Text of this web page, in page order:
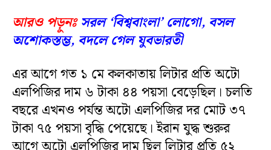
আরও পড়ুনঃ সরল ‘বিশ্ববাংলা’ লোগো, বসল
অশোকস্তম্ভ, বদলে গেল যুবভারতী
এর আগে গত ১ মে কলকাতায় লিটার প্রতি অটো
এলপিজির দাম ৬ টাকা ৪৪ পয়সা বেড়েছিল। চলতি
বছরে এখনও পর্যন্ত অটো এলপিজির দর মোট ৩৭
টাকা ৭৫ পয়সা বৃদ্ধি পেয়েছে। ইরান যুদ্ধ শুরুর